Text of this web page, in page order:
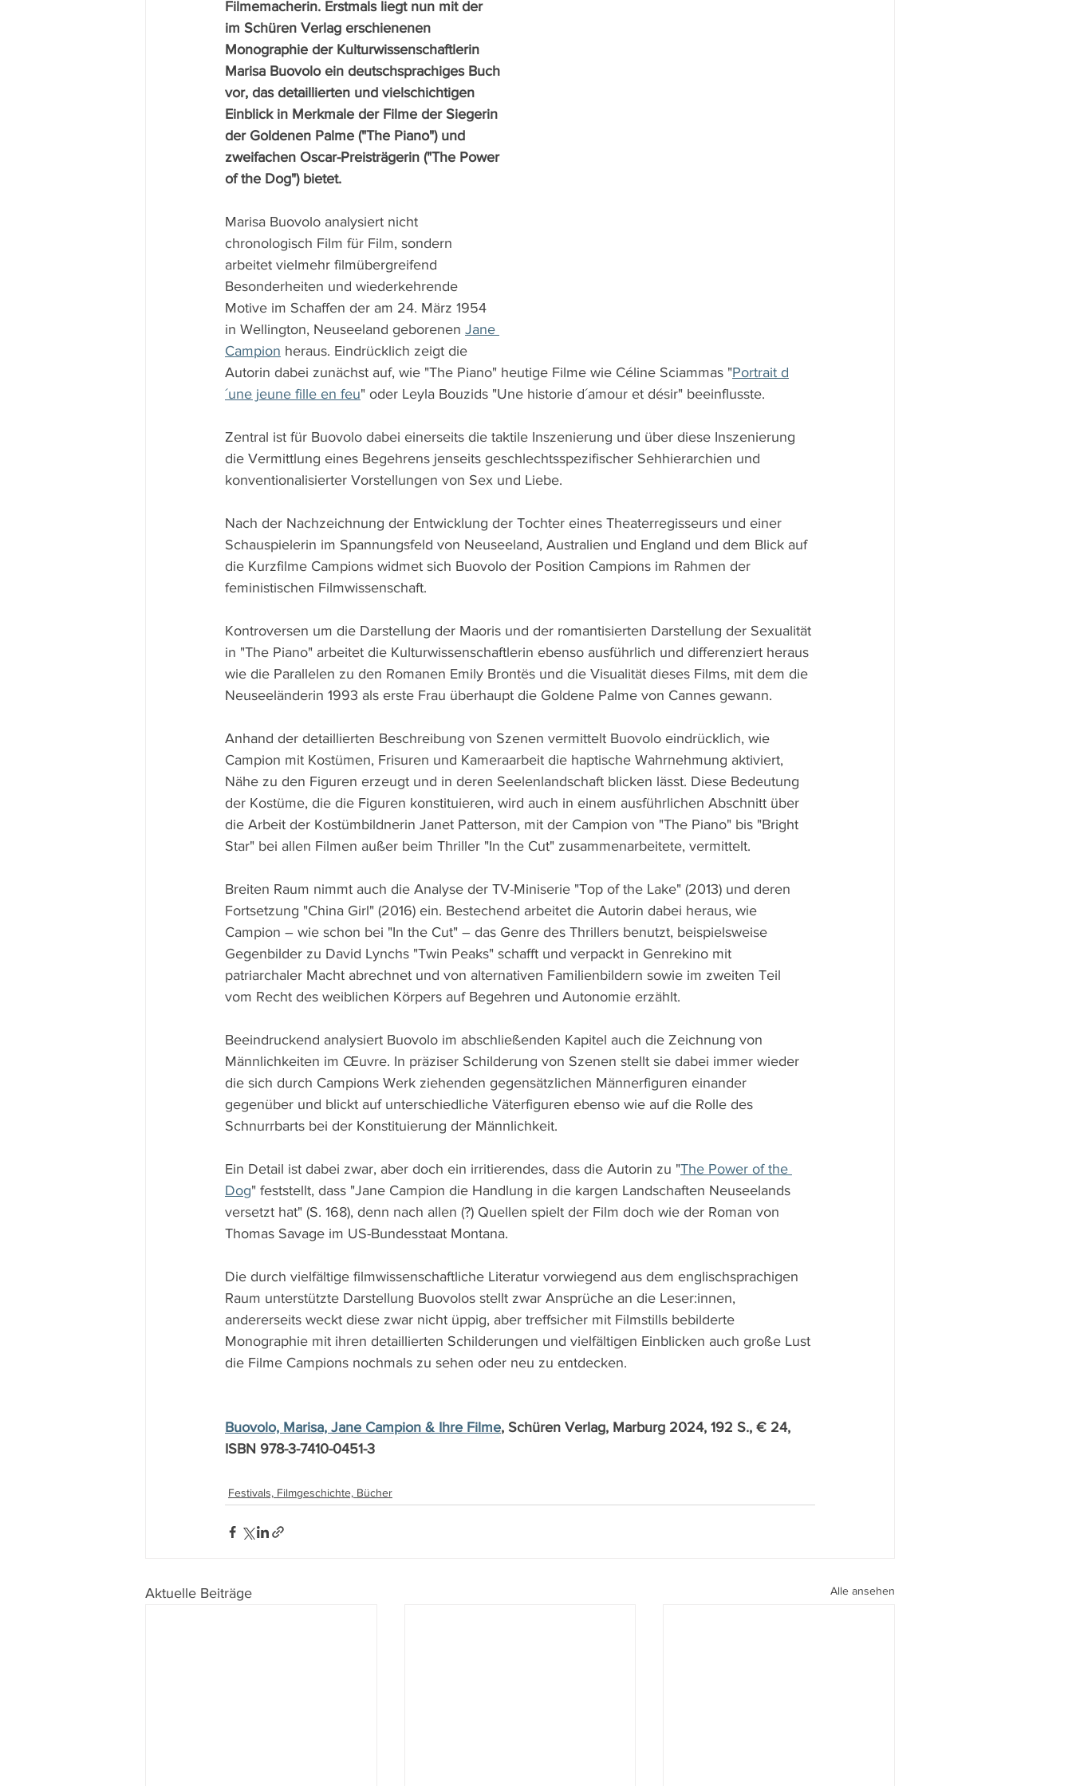
Filmemacherin. Erstmals liegt nun mit der
im Schüren Verlag erschienenen
Monographie der Kulturwissenschaftlerin
Marisa Buovolo ein deutschsprachiges Buch
vor, das detaillierten und vielschichtigen
Einblick in Merkmale der Filme der Siegerin
der Goldenen Palme ("The Piano") und
zweifachen Oscar-Preisträgerin ("The Power
of the Dog") bietet.
Marisa Buovolo analysiert nicht
chronologisch Film für Film, sondern
arbeitet vielmehr filmübergreifend
Besonderheiten und wiederkehrende
Motive im Schaffen der am 24. März 1954
in Wellington, Neuseeland geborenen Jane
Campion heraus. Eindrücklich zeigt die
Autorin dabei zunächst auf, wie "The Piano" heutige Filme wie Céline Sciammas "Portrait d
´une jeune fille en feu" oder Leyla Bouzids "Une historie d´amour et désir" beeinflusste.
Zentral ist für Buovolo dabei einerseits die taktile Inszenierung und über diese Inszenierung
die Vermittlung eines Begehrens jenseits geschlechtsspezifischer Sehhierarchien und
konventionalisierter Vorstellungen von Sex und Liebe.
Nach der Nachzeichnung der Entwicklung der Tochter eines Theaterregisseurs und einer
Schauspielerin im Spannungsfeld von Neuseeland, Australien und England und dem Blick auf
die Kurzfilme Campions widmet sich Buovolo der Position Campions im Rahmen der
feministischen Filmwissenschaft.
Kontroversen um die Darstellung der Maoris und der romantisierten Darstellung der Sexualität
in "The Piano" arbeitet die Kulturwissenschaftlerin ebenso ausführlich und differenziert heraus
wie die Parallelen zu den Romanen Emily Brontës und die Visualität dieses Films, mit dem die
Neuseeländerin 1993 als erste Frau überhaupt die Goldene Palme von Cannes gewann.
Anhand der detaillierten Beschreibung von Szenen vermittelt Buovolo eindrücklich, wie
Campion mit Kostümen, Frisuren und Kameraarbeit die haptische Wahrnehmung aktiviert,
Nähe zu den Figuren erzeugt und in deren Seelenlandschaft blicken lässt. Diese Bedeutung
der Kostüme, die die Figuren konstituieren, wird auch in einem ausführlichen Abschnitt über
die Arbeit der Kostümbildnerin Janet Patterson, mit der Campion von "The Piano" bis "Bright
Star" bei allen Filmen außer beim Thriller "In the Cut" zusammenarbeitete, vermittelt.
Breiten Raum nimmt auch die Analyse der TV-Miniserie "Top of the Lake" (2013) und deren
Fortsetzung "China Girl" (2016) ein. Bestechend arbeitet die Autorin dabei heraus, wie
Campion – wie schon bei "In the Cut" – das Genre des Thrillers benutzt, beispielsweise
Gegenbilder zu David Lynchs "Twin Peaks" schafft und verpackt in Genrekino mit
patriarchaler Macht abrechnet und von alternativen Familienbildern sowie im zweiten Teil
vom Recht des weiblichen Körpers auf Begehren und Autonomie erzählt.
Beeindruckend analysiert Buovolo im abschließenden Kapitel auch die Zeichnung von
Männlichkeiten im Œuvre. In präziser Schilderung von Szenen stellt sie dabei immer wieder
die sich durch Campions Werk ziehenden gegensätzlichen Männerfiguren einander
gegenüber und blickt auf unterschiedliche Väterfiguren ebenso wie auf die Rolle des
Schnurrbarts bei der Konstituierung der Männlichkeit.
Ein Detail ist dabei zwar, aber doch ein irritierendes, dass die Autorin zu "The Power of the
Dog" feststellt, dass "Jane Campion die Handlung in die kargen Landschaften Neuseelands
versetzt hat" (S. 168), denn nach allen (?) Quellen spielt der Film doch wie der Roman von
Thomas Savage im US-Bundesstaat Montana.
Die durch vielfältige filmwissenschaftliche Literatur vorwiegend aus dem englischsprachigen
Raum unterstützte Darstellung Buovolos stellt zwar Ansprüche an die Leser:innen,
andererseits weckt diese zwar nicht üppig, aber treffsicher mit Filmstills bebilderte
Monographie mit ihren detaillierten Schilderungen und vielfältigen Einblicken auch große Lust
die Filme Campions nochmals zu sehen oder neu zu entdecken.
Buovolo, Marisa, Jane Campion & Ihre Filme, Schüren Verlag, Marburg 2024, 192 S., € 24,
ISBN 978-3-7410-0451-3
Festivals, Filmgeschichte, Bücher
Aktuelle Beiträge Alle ansehen